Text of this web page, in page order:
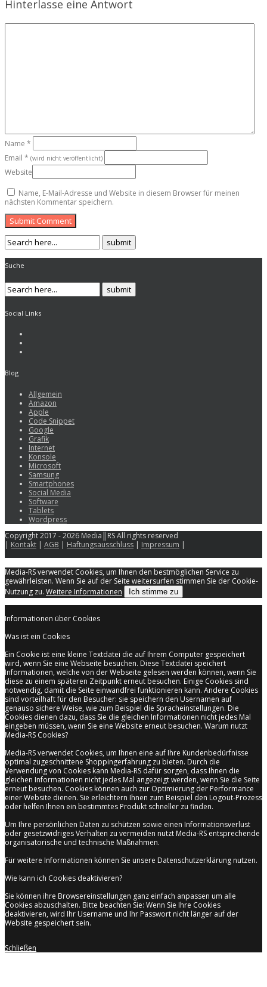
Hinterlasse eine Antwort
Name *
Email * (wird nicht veröffentlicht)
Website
Name, E-Mail-Adresse und Website in diesem Browser für meinen
nächsten Kommentar speichern.
Submit Comment
Suche
Social Links
Blog
Allgemein
Amazon
Apple
Code Snippet
Google
Grafik
Internet
Konsole
Microsoft
Samsung
Smartphones
Social Media
Software
Tablets
Wordpress
Copyright 2017 - 2026 Media║RS All rights reserved
| Kontakt | AGB | Haftungsausschluss | Impressum |
Media-RS verwendet Cookies, um Ihnen den bestmöglichen Service zu
gewährleisten. Wenn Sie auf der Seite weitersurfen stimmen Sie der Cookie-
Nutzung zu. Weitere Informationen Ich stimme zu
Informationen über Cookies
Was ist ein Cookies
Ein Cookie ist eine kleine Textdatei die auf Ihrem Computer gespeichert
wird, wenn Sie eine Webseite besuchen. Diese Textdatei speichert
Informationen, welche von der Webseite gelesen werden können, wenn Sie
diese zu einem späteren Zeitpunkt erneut besuchen. Einige Cookies sind
notwendig, damit die Seite einwandfrei funktionieren kann. Andere Cookies
sind vorteilhaft für den Besucher: sie speichern den Usernamen auf
genauso sichere Weise, wie zum Beispiel die Spracheinstellungen. Die
Cookies dienen dazu, dass Sie die gleichen Informationen nicht jedes Mal
eingeben müssen, wenn Sie eine Website erneut besuchen. Warum nutzt
Media-RS Cookies?
Media-RS verwendet Cookies, um Ihnen eine auf Ihre Kundenbedürfnisse
optimal zugeschnittene Shoppingerfahrung zu bieten. Durch die
Verwendung von Cookies kann Media-RS dafür sorgen, dass Ihnen die
gleichen Informationen nicht jedes Mal angezeigt werden, wenn Sie die Seite
erneut besuchen. Cookies können auch zur Optimierung der Performance
einer Website dienen. Sie erleichtern Ihnen zum Beispiel den Logout-Prozess
oder helfen Ihnen ein bestimmtes Produkt schneller zu finden.
Um Ihre persönlichen Daten zu schützen sowie einen Informationsverlust
oder gesetzwidriges Verhalten zu vermeiden nutzt Media-RS entsprechende
organisatorische und technische Maßnahmen.
Für weitere Informationen können Sie unsere Datenschutzerklärung nutzen.
Wie kann ich Cookies deaktivieren?
Sie können ihre Browsereinstellungen ganz einfach anpassen um alle
Cookies abzuschalten. Bitte beachten Sie: Wenn Sie Ihre Cookies
deaktivieren, wird Ihr Username und Ihr Passwort nicht länger auf der
Website gespeichert sein.
Schließen